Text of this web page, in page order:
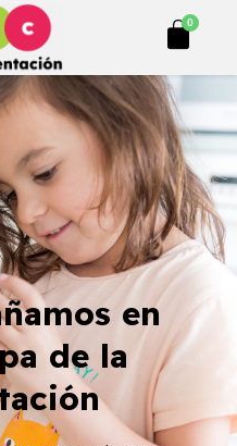
0
Cart
en
de la